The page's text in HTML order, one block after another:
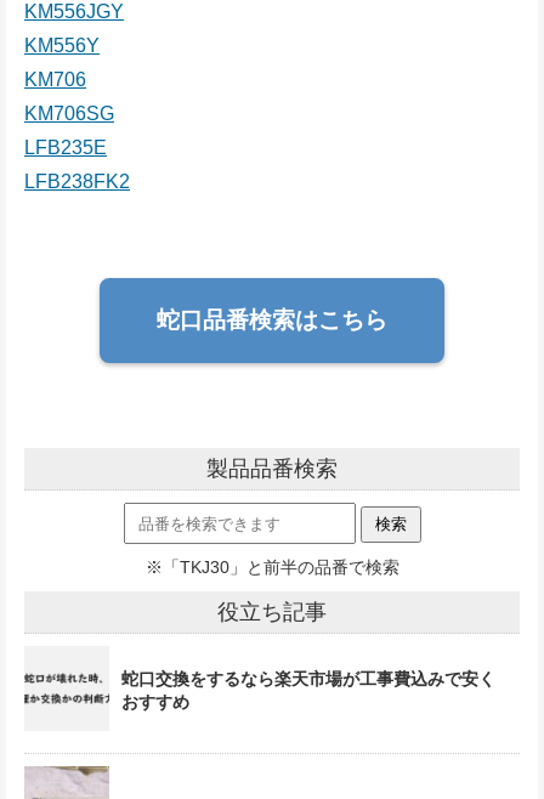
KM556JGY
KM556Y
KM706
KM706SG
LFB235E
LFB238FK2
蛇口品番検索はこちら
製品品番検索
※「TKJ30」と前半の品番で検索
役立ち記事
蛇口交換をするなら楽天市場が工事費込みで安く
おすすめ